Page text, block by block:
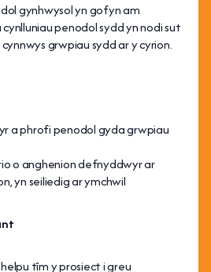
gynhwysol yn gofyn am
penodol sydd yn nodi sut
grwpiau sydd ar y cyrion.
a phrofi penodol gyda grwpiau
o anghenion defnyddwyr ar
yn seiliedig ar ymchwil
tîm y prosiect i greu